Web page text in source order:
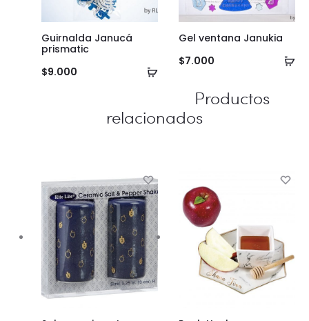
Añadir
carrito
Guirnalda Janucá
prismatic
$9.000
Gel ventana Janukia
$7.000
Productos
relacionados